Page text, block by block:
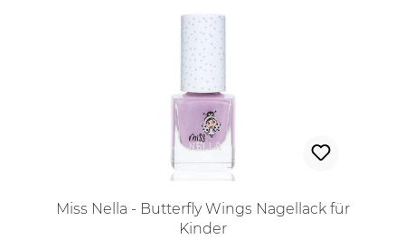
Miss Nella - Butterfly Wings Nagellack für
Kinder